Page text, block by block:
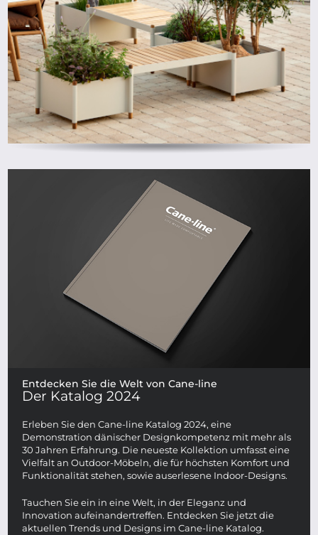
Entdecken Sie die Welt von Cane-line
Der Katalog 2024
Erleben Sie den Cane-line Katalog 2024, eine
Demonstration dänischer Designkompetenz mit mehr als
30 Jahren Erfahrung. Die neueste Kollektion umfasst eine
Vielfalt an Outdoor-Möbeln, die für höchsten Komfort und
Funktionalität stehen, sowie auserlesene Indoor-Designs.
Tauchen Sie ein in eine Welt, in der Eleganz und
Innovation aufeinandertreffen. Entdecken Sie jetzt die
aktuellen Trends und Designs im Cane-line Katalog.